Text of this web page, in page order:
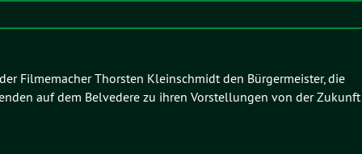
Filmemacher Thorsten Kleinschmidt den Bürgermeister, die
auf dem Belvedere zu ihren Vorstellungen von der